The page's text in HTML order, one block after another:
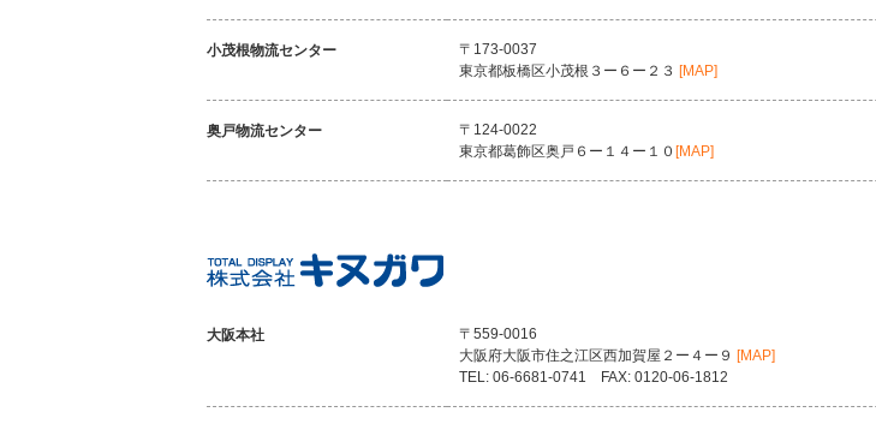
小茂根物流センター
〒173-0037
東京都板橋区小茂根３ー６ー２３ [MAP]
奥戸物流センター
〒124-0022
東京都葛飾区奥戸６ー１４ー１０ [MAP]
大阪本社
〒559-0016
大阪府大阪市住之江区西加賀屋２ー４ー９ [MAP]
TEL: 06-6681-0741 FAX: 0120-06-1812